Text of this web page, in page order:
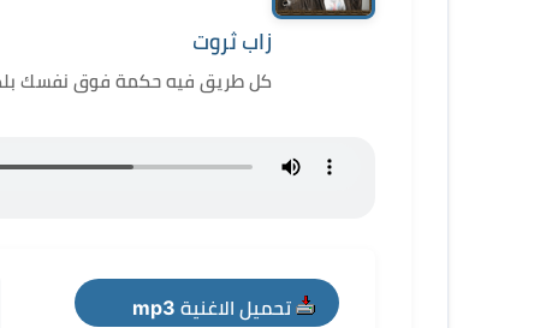
زاب ثروت
كل طريق فيه حكمة فوق نفسك
تحميل الاغنية mp3